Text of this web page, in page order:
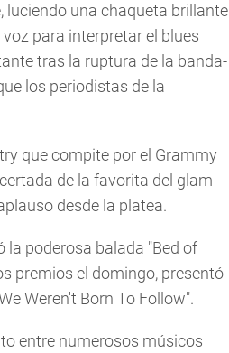
luciendo una chaqueta brillante
para interpretar el blues
tras la ruptura de la banda-
los periodistas de la
que compite por el Grammy
de la favorita del glam
desde la platea.
la poderosa balada "Bed of
premios el domingo, presentó
Weren't Born To Follow".
entre numerosos músicos